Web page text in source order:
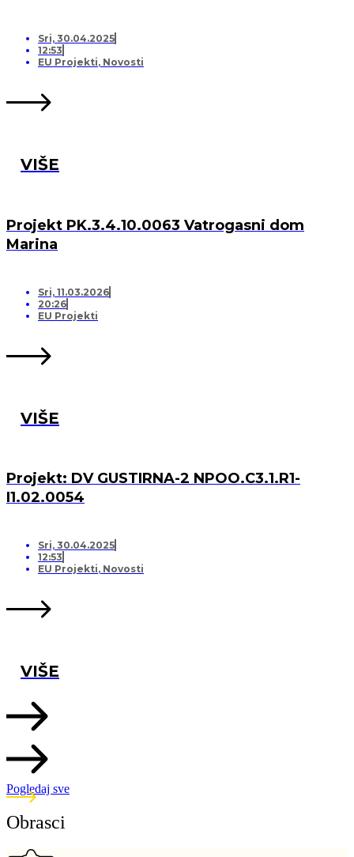
Sri, 30.04.2025
12:53
EU Projekti, Novosti
VIŠE
Projekt PK.3.4.10.0063 Vatrogasni dom
Marina
Sri, 11.03.2026
20:26
EU Projekti
VIŠE
Projekt: DV GUSTIRNA-2 NPOO.C3.1.R1-
I1.02.0054
Sri, 30.04.2025
12:53
EU Projekti, Novosti
VIŠE
Pogledaj sve
Obrasci